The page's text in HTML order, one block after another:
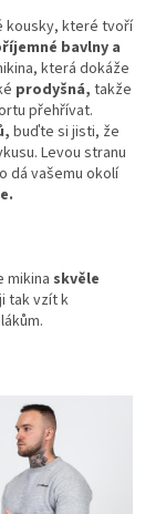
kousky, které tvoří
bavlny a
která dokáže
prodyšná, takže
přehřívat.
buďte si jisti, že
Levou stranu
dá vašemu okolí
mikina skvěle
tak vzít k